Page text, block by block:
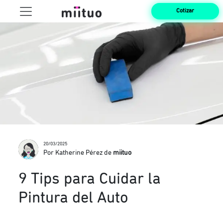
Cotizar
20/03/2025
Por Katherine Pérez de miituo
9 Tips para Cuidar la
Pintura del Auto